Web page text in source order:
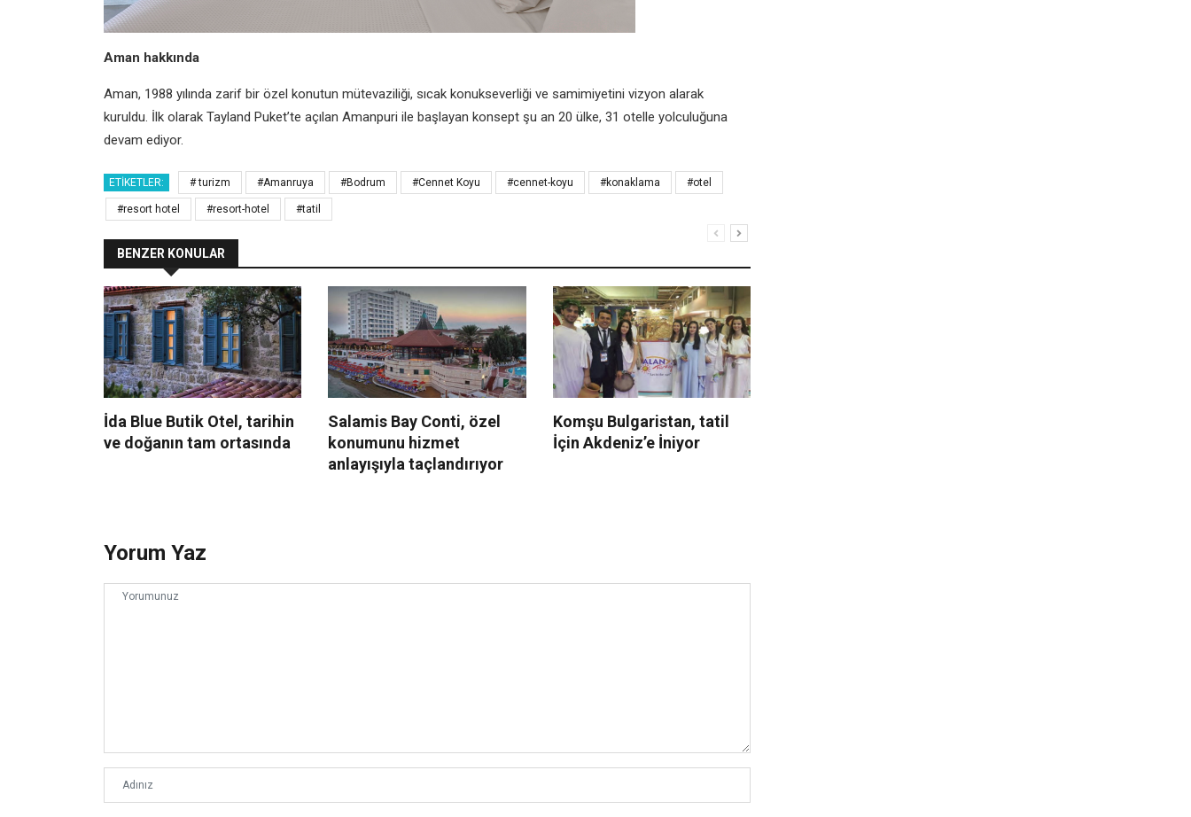
Aman hakkında
Aman, 1988 yılında zarif bir özel konutun mütevaziliği, sıcak konukseverliği ve samimiyetini vizyon alarak
kuruldu. İlk olarak Tayland Puket’te açılan Amanpuri ile başlayan konsept şu an 20 ülke, 31 otelle yolculuğuna
devam ediyor.
ETIKETLER: # turizm #Amanruya #Bodrum #Cennet Koyu #cennet-koyu #konaklama #otel
#resort hotel #resort-hotel #tatil
BENZER KONULAR
İda Blue Butik Otel, tarihin
ve doğanın tam ortasında
Salamis Bay Conti, özel
konumunu hizmet
anlayışıyla taçlandırıyor
Komşu Bulgaristan, tatil
İçin Akdeniz’e İniyor
Yorum Yaz